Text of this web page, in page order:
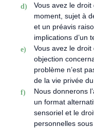
Vous avez le
moment, sujet à
et un préavis
implications d’un
Vous avez le droit
objection
problème n’est
de la vie privée du
Nous donnerons
un format
sensoriel et le
personnelles